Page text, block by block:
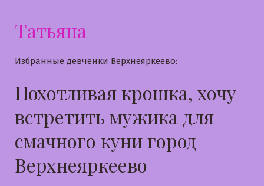
Татьяна
Избранные девченки Верхнеяркеево:
Похотливая крошка, хочу
встретить мужика для
смачного куни город
Верхнеяркеево